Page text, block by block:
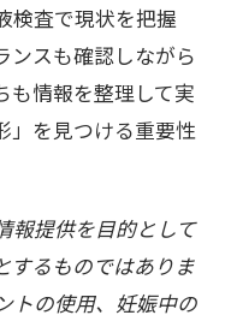
検査で現状を把握
ンスも確認しながら
も情報を整理して実
」を見つける重要性
報提供を目的として
するものではありま
トの使用、妊娠中の